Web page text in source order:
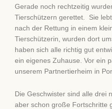
Gerade noch rechtzeitig
Tierschützern gerettet. Sie
nach der Rettung in einem
Tierschützerin, wurden dort
haben sich alle richtig gut
ein eigenes Zuhause. Vor ein
unserem Partnertierheim in
Die Geschwister sind alle drei
aber schon große Fortschritte